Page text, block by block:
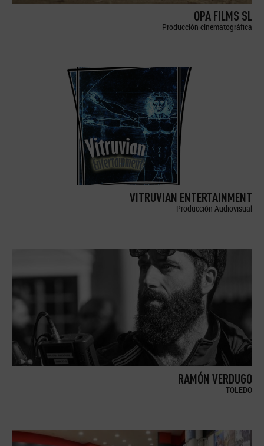
OPA FILMS SL
Producción cinematográfica
VITRUVIAN ENTERTAINMENT
Producción Audiovisual
RAMÓN VERDUGO
TOLEDO